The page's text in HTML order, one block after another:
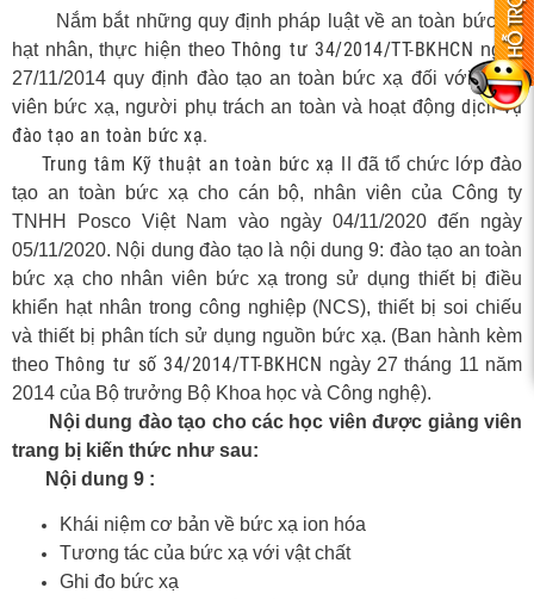
xạ,
Nắm bắt những quy định pháp luật về an toàn bức xạ
hạt nhân, thực hiện theoThông tư 34/2014/TT-BKHCN ngày
27/11/2014 quy định đào tạo an toàn bức xạ đối với nhân
viên bức xạ, người phụ trách an toàn và hoạt độngdịch vụ
đào tạo an toàn bức xạ.
Trung tâm Kỹ thuật an toàn bức xạ II đã tổ chức lớp đào
tạo an toàn bức xạ cho cán bộ, nhân viên của Công ty
TNHH Posco Việt Nam vào ngày 04/11/2020 đến ngày
05/11/2020. Nội dung đào tạo là nội dung 9: đào tạo an toàn
bức xạ cho nhân viên bức xạ trong sử dụng thiết bị điều
khiển hạt nhân trong công nghiệp (NCS), thiết bị soi chiếu
và thiết bị phân tích sử dụng nguồn bức xạ. (Ban hành kèm
theoThông tư số 34/2014/TT-BKHCN ngày 27 tháng 11 năm
2014 của Bộ trưởng Bộ Khoa học và Công nghệ).
Nội dung đào tạo cho các học viên được giảng viên
trang bị kiến thức như sau:
Nội dung 9 :
Khái niệm cơ bản về bức xạ ion hóa
Tương tác của bức xạ với vật chất
Ghi đo bức xạ